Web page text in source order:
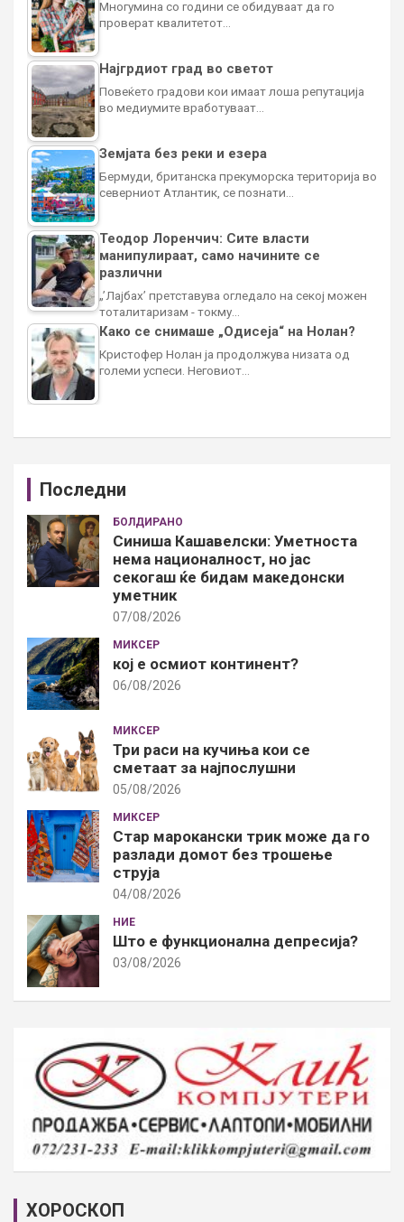
Многумина со години се обидуваат да го
проверат квалитетот…
Најгрдиот град во светот
Повеќето градови кои имаат лоша репутација
во медиумите вработуваат…
Земјата без реки и езера
Бермуди, британска прекуморска територија во
северниот Атлантик, се познати…
Теодор Лоренчич: Сите власти
манипулираат, само начините се
различни
„’Лајбах’ претставува огледало на секој можен
тоталитаризам - токму…
Како се снимаше „Одисеја“ на Нолан?
Кристофер Нолан ја продолжува низата од
големи успеси. Неговиот…
Последни
БОЛДИРАНО
Синиша Кашавелски: Уметноста
нема националност, но јас
секогаш ќе бидам македонски
уметник
07/08/2026
МИКСЕР
кој е осмиот континент?
06/08/2026
МИКСЕР
Три раси на кучиња кои се
сметаат за најпослушни
05/08/2026
МИКСЕР
Стар марокански трик може да го
разлади домот без трошење
струја
04/08/2026
НИЕ
Што е функционална депресија?
03/08/2026
ХОРОСКОП